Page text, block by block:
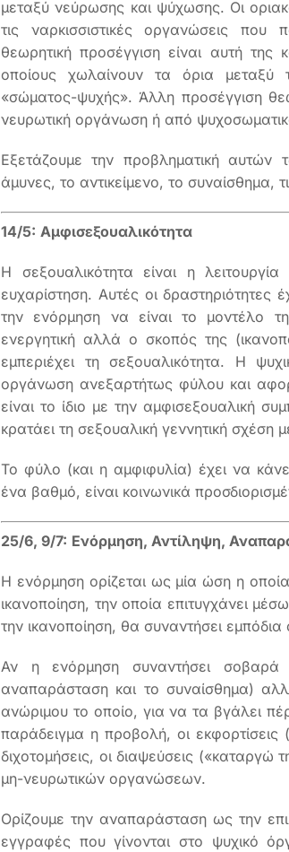
μεταξύ νεύρωσης και ψύχωσης. Οι
τις ναρκισσιστικές οργανώσεις
θεωρητική προσέγγιση είναι αυτή
οποίους χωλαίνουν τα όρια
«σώματος-ψυχής». Άλλη προσέγγιση
νευρωτική οργάνωση ή από
Εξετάζουμε την προβληματική
άμυνες, το αντικείμενο, το συναίσθημα,
14/5: Αμφισεξουαλικότητα
Η σεξουαλικότητα είναι η
ευχαρίστηση. Αυτές οι δραστηριότητες
την ενόρμηση να είναι το μοντέλο
ενεργητική αλλά ο σκοπός της
εμπεριέχει τη σεξουαλικότητα. Η
οργάνωση ανεξαρτήτως φύλου και
είναι το ίδιο με την αμφισεξουαλική
κρατάει τη σεξουαλική γεννητική σχέση
Το φύλο (και η αμφιφυλία) έχει να
ένα βαθμό, είναι κοινωνικά
25/6, 9/7: Ενόρμηση, Αντίληψη,
Η ενόρμηση ορίζεται ως μία ώση η
ικανοποίηση, την οποία επιτυγχάνει
την ικανοποίηση, θα συναντήσει εμπόδια
Αν η ενόρμηση συναντήσει
αναπαράσταση και το συναίσθημα)
ανώριμου το οποίο, για να τα βγάλει
παράδειγμα η προβολή, οι
διχοτομήσεις, οι διαψεύσεις («καταργώ
μη-νευρωτικών οργανώσεων.
Ορίζουμε την αναπαράσταση ως την
εγγραφές που γίνονται στο ψυχικό